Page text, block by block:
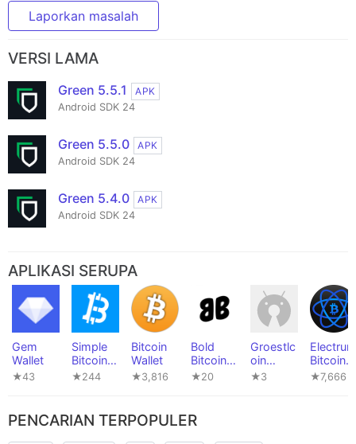
Laporkan masalah
VERSI LAMA
Green 5.5.1
APK
Android SDK 24
Green 5.5.0
APK
Android SDK 24
Green 5.4.0
APK
Android SDK 24
APLIKASI SERUPA
Gem
Wallet
★43
Simple
Bitcoin
Wallet
★244
Bitcoin
Wallet
★3,816
Bold
Bitcoin
Wallet
★20
Groestlc
oin
Wallet
★3
Electrum
Bitcoin
Wallet
★7,666
PENCARIAN TERPOPULER